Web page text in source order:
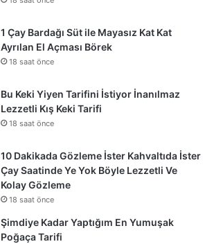
1 Çay Bardağı Süt ile Mayasız Kat Kat
Ayrılan El Açması Börek
18 saat önce
Bu Keki Yiyen Tarifini İstiyor İnanılmaz
Lezzetli Kış Keki Tarifi
18 saat önce
10 Dakikada Gözleme İster Kahvaltıda İster
Çay Saatinde Ye Yok Böyle Lezzetli Ve
Kolay Gözleme
18 saat önce
Şimdiye Kadar Yaptığım En Yumuşak
Poğaça Tarifi